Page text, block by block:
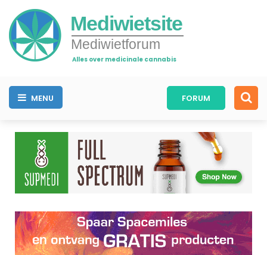
Mediwietsite
Mediwietforum
Alles over medicinale cannabis
MENU FORUM